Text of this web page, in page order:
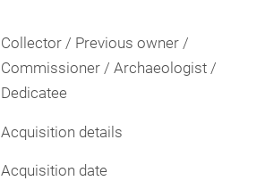
Collector / Previous owner /
Commissioner / Archaeologist /
Dedicatee
Acquisition details
Acquisition date